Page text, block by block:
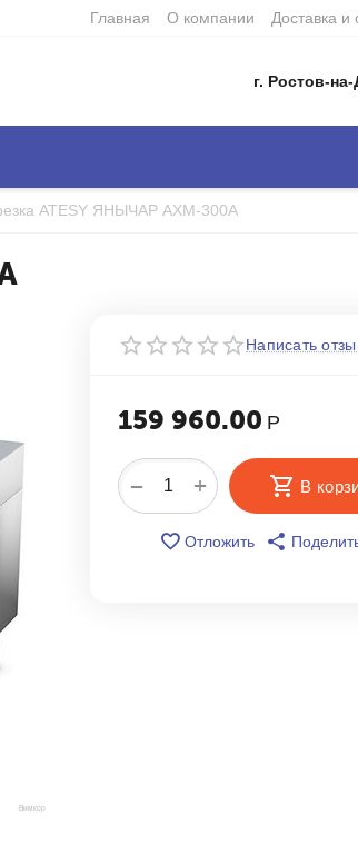
Главная О компании Доставка и
г. Ростов-
ATESY ЯНЫЧАР АХМ-300А
Написать
159 960.00 Р
+
− В
Отложить